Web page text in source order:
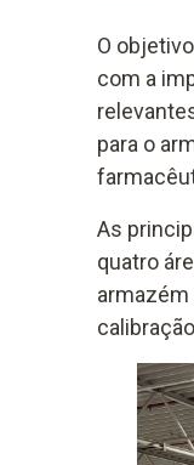
O
com a
para o
As
quatro